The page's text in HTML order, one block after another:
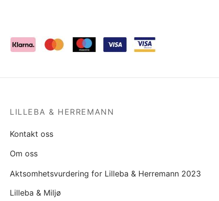
LILLEBA & HERREMANN
Kontakt oss
Om oss
Aktsomhetsvurdering for Lilleba & Herremann 2023
Lilleba & Miljø